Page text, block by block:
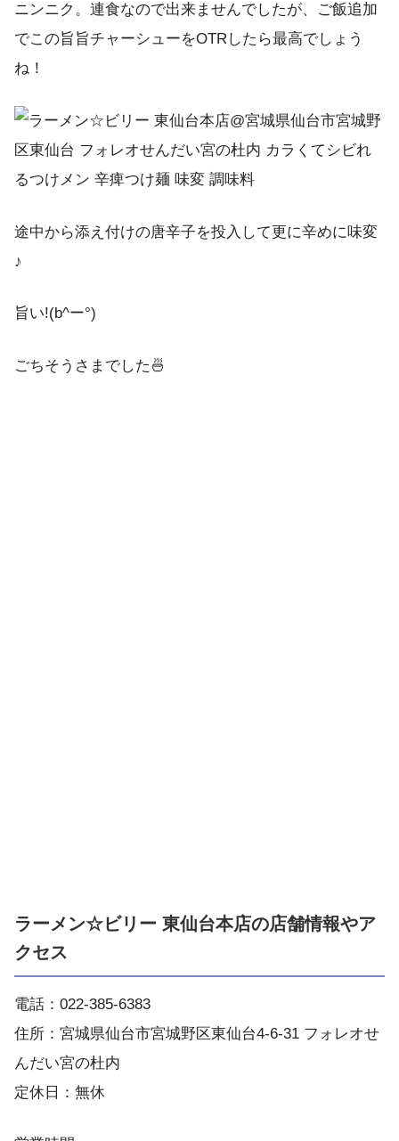
ニンニク。連食なので出来ませんでしたが、ご飯追加
でこの旨旨チャーシューをOTRしたら最高でしょう
ね！
途中から添え付けの唐辛子を投入して更に辛めに味変
♪
旨い!(b^ー°)
ごちそうさまでした🍜
ラーメン☆ビリー 東仙台本店の店舗情報やア
クセス
電話：022-385-6383
住所：宮城県仙台市宮城野区東仙台4-6-31 フォレオせ
んだい宮の杜内
定休日：無休